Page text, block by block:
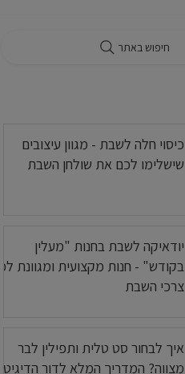
חיפוש באתר
כיסוי חלה לשבת - מגוון עיצובים
שישלימו לכם את שולחן השבת
יודאיקה לשבת בחנות "מעלין
בקודש" - חנות מקצועית ומגוונת לכל
צרכי השבת
איך לבחור סט טלית ותפילין לבר
מצווה? המדריך המלא לדור הדיגיטלי